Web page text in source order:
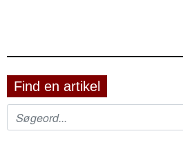
Find en artikel